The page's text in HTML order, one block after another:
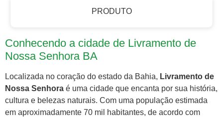
PRODUTO
Conhecendo a cidade de Livramento de
Nossa Senhora BA
Localizada no coração do estado da Bahia, Livramento de
Nossa Senhora é uma cidade que encanta por sua história,
cultura e belezas naturais. Com uma população estimada
em aproximadamente 70 mil habitantes, de acordo com